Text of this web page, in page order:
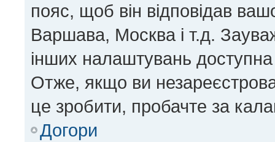
пояс, щоб він відповідав
Варшава, Москва і т.д.
інших налаштувань
Отже, якщо ви
це зробити, пробачте за
Догори